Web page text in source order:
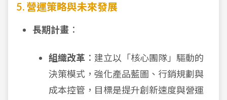
5. 營運策略與未來發展
長期計畫 ：
組織改革 ：建立以「核心團隊」驅動的
決策模式，強化產品藍圖、行銷規劃與
成本控管，目標是提升創新速度與營運